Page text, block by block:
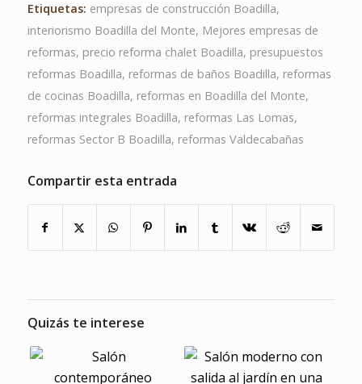
Etiquetas: empresas de construcción Boadilla,
interiorismo Boadilla del Monte, Mejores empresas de
reformas, precio reforma chalet Boadilla, presupuestos
reformas Boadilla, reformas de baños Boadilla, reformas
de cocinas Boadilla, reformas en Boadilla del Monte,
reformas integrales Boadilla, reformas Las Lomas,
reformas Sector B Boadilla, reformas Valdecabañas
Compartir esta entrada
Quizás te interese